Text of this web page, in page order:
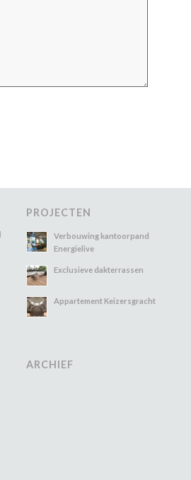
PROJECTEN
Verbouwing kantoorpand
Energielive
Exclusieve dakterrassen
Appartement Keizersgracht
ARCHIEF